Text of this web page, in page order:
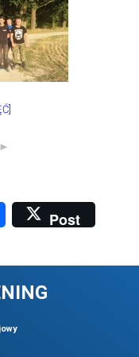
►
Post